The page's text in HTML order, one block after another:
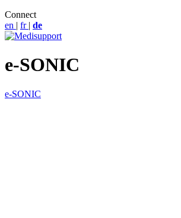
Connect
en | fr | de
e-SONIC
e-SONIC